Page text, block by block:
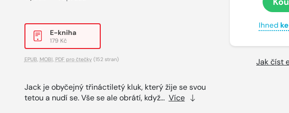
E-kniha
179 Kč
EPUB MOBI PDF pro čtečky(152 stran)
Jack je obyčejný třináctiletý kluk, který žije se svou
tetou a nudí se. Vše se ale obrátí, když... Více
Ihned
Jak číst